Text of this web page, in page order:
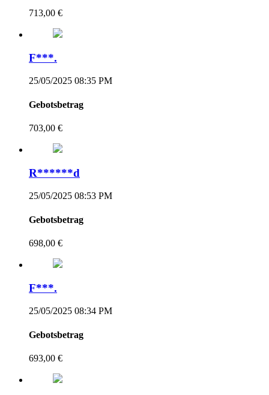
713,00 €
F***.
25/05/2025 08:35 PM
Gebotsbetrag
703,00 €
R******d
25/05/2025 08:53 PM
Gebotsbetrag
698,00 €
F***.
25/05/2025 08:34 PM
Gebotsbetrag
693,00 €